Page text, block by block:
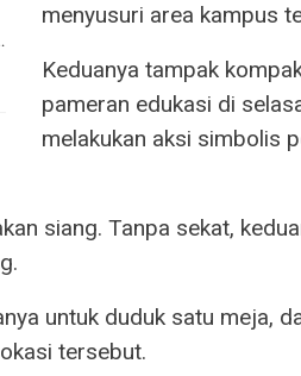
menyusuri area kampus
Keduanya tampak
pameran edukasi di
melakukan aksi simbolis
siang. Tanpa sekat,
untuk duduk satu meja,
tersebut.